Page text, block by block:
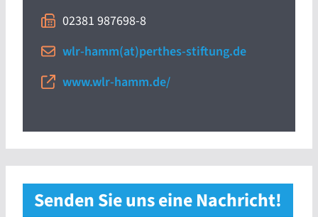
02381 987698-8
wlr-hamm(at)perthes-stiftung.de
www.wlr-hamm.de/
Senden Sie uns eine Nachricht!